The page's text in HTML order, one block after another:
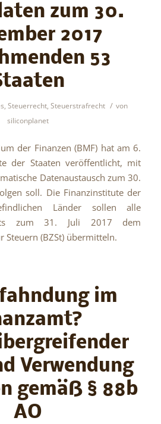
zum 30.
2017
53
,Steuerrecht,Steuerstrafrecht / von
siliconplanet
der Finanzen (BMF) hat am 6.
der Staaten veröffentlicht, mit
Datenaustausch zum 30.
soll. Die Finanzinstitute der
Länder sollen alle
zum 31. Juli 2017 dem
Steuern (BZSt) übermitteln.
im
Verwendung
gemäß § 88b
AO